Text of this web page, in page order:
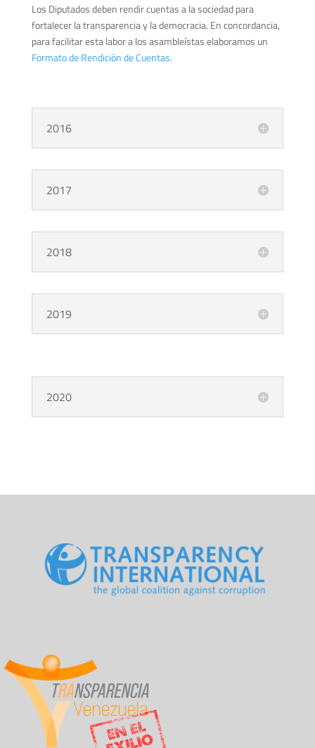
Los Diputados deben rendir cuentas a la sociedad para
fortalecer la transparencia y la democracia. En concordancia,
para facilitar esta labor a los asambleístas elaboramos un
Formato de Rendición de Cuentas.
2016
2017
2018
2019
2020